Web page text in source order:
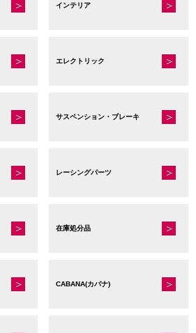
インテリア
エレクトリック
サスペンション・ブレーキ
レーシングパーツ
在庫処分品
CABANA(カバナ)